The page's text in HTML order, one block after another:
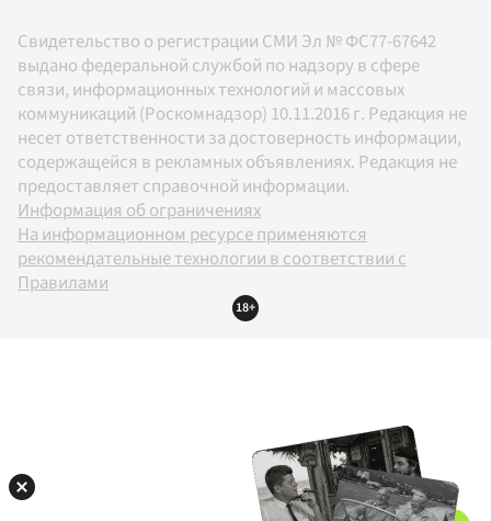
Свидетельство о регистрации СМИ Эл № ФС77-67642
выдано федеральной службой по надзору в сфере
связи, информационных технологий и массовых
коммуникаций (Роскомнадзор) 10.11.2016 г. Редакция не
несет ответственности за достоверность информации,
содержащейся в рекламных объявлениях. Редакция не
предоставляет справочной информации.
Информация об ограничениях
На информационном ресурсе применяются
рекомендательные технологии в соответствии с
Правилами
18+